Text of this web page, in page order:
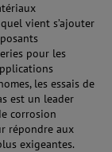
vient s’ajouter
pour les
les essais de
est un leader
corrosion
répondre aux
exigeantes.